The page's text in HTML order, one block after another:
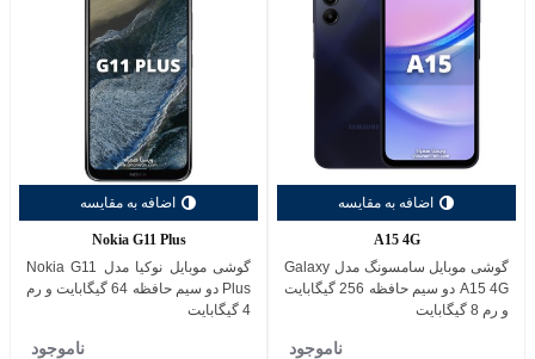
اضافه به مقایسه
A15 4G
گوشی موبایل سامسونگ مدل Galaxy
A15 4G دو سیم حافظه 256 گیگابایت
و رم 8 گیگابایت
ناموجود
اضافه به مقایسه
Nokia G11 Plus
گوشی موبایل نوکیا مدل Nokia G11
Plus دو سیم حافظه 64 گیگابایت و رم
4 گیگابایت
ناموجود